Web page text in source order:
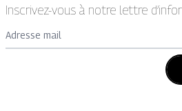
Inscrivez-vous à notre lettre
Adresse mail